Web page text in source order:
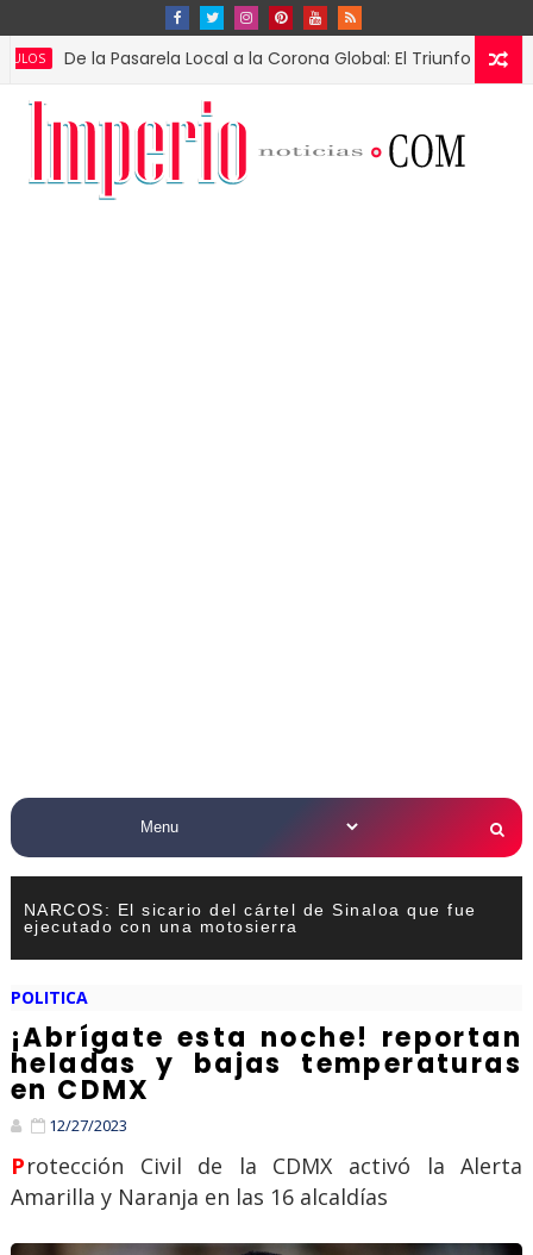
la Pasarela Local a la Corona Global: El Triunfo de Fátima
NARCOS: El sicario del cártel de Sinaloa que fue
ejecutado con una motosierra
POLITICA
¡Abrígate esta noche! reportan
heladas y bajas temperaturas
en CDMX
12/27/2023
Protección Civil de la CDMX activó la Alerta
Amarilla y Naranja en las 16 alcaldías